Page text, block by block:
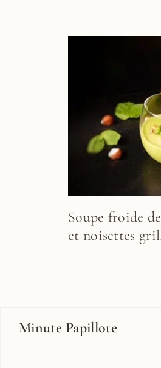
Soupe froide
et noisettes
Minute Papillote